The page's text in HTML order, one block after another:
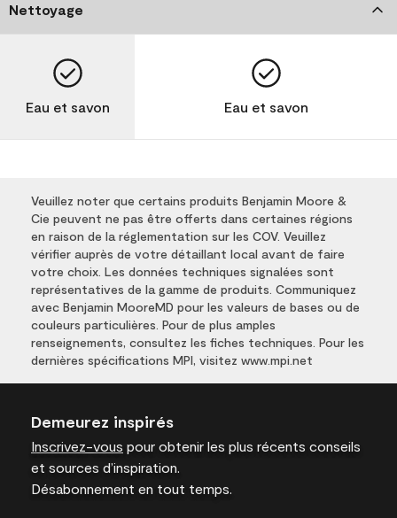
Nettoyage
Eau et savon Eau et savon
Veuillez noter que certains produits Benjamin Moore &
Cie peuvent ne pas être offerts dans certaines régions
en raison de la réglementation sur les COV. Veuillez
vérifier auprès de votre détaillant local avant de faire
votre choix. Les données techniques signalées sont
représentatives de la gamme de produits. Communiquez
avec Benjamin MooreMD pour les valeurs de bases ou de
couleurs particulières. Pour de plus amples
renseignements, consultez les fiches techniques. Pour les
dernières spécifications MPI, visitez www.mpi.net
Demeurez inspirés
Inscrivez-vous pour obtenir les plus récents conseils
et sources d’inspiration.
Désabonnement en tout temps.